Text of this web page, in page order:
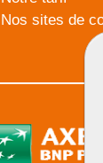
Nos sites de